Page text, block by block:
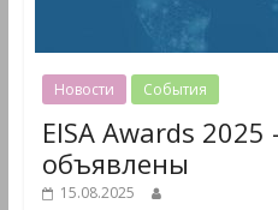
Новости События
EISA Awards
объявлены
15.08.2025